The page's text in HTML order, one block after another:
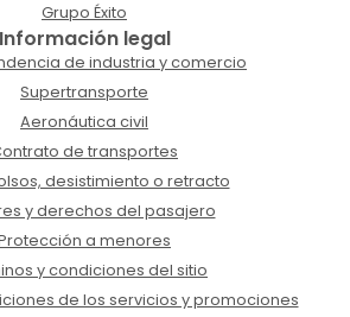
Grupo Éxito
Información legal
de industria y comercio
Supertransporte
Aeronáutica civil
de transportes
desistimiento o retracto
y derechos del pasajero
a menores
y condiciones del sitio
de los servicios y promociones